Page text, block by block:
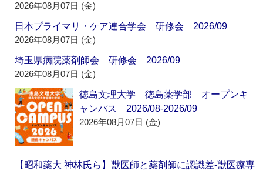
2026年08月07日 (金)
日本プライマリ・ケア連合学会 研修会 2026/09
2026年08月07日 (金)
埼玉県病院薬剤師会 研修会 2026/09
2026年08月07日 (金)
徳島文理大学 徳島薬学部 オープンキ
ャンパス 2026/08-2026/09
2026年08月07日 (金)
【昭和薬大 神林氏ら】獣医師と薬剤師に認識差‐獣医療専